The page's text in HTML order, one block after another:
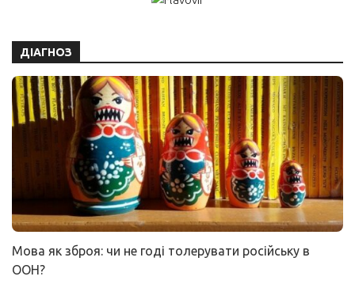
ДІАГНОЗ
Мова як зброя: чи не годі толерувати російську в
ООН?